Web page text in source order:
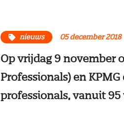
nieuws 05 december 2018
Op vrijdag 9 november
Professionals) en
professionals, vanuit